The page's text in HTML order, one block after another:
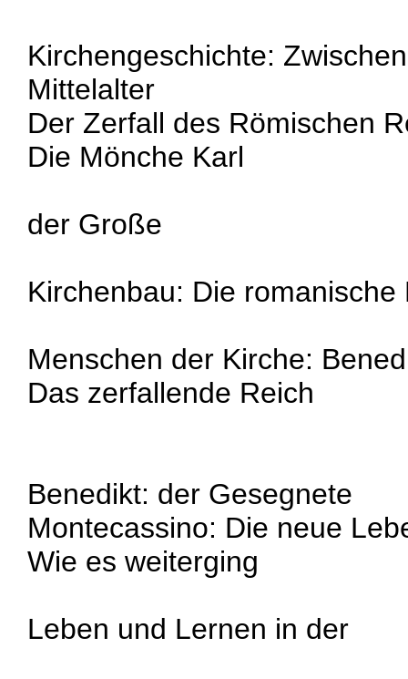
Kirchengeschichte:
Mittelalter
Der Zerfall des Römischen
Die Mönche Karl
der Große
Kirchenbau: Die romanische
Menschen der Kirche:
Das zerfallende Reich
Benedikt: der Gesegnete
Montecassino: Die neue
Wie es weiterging
Leben und Lernen in der